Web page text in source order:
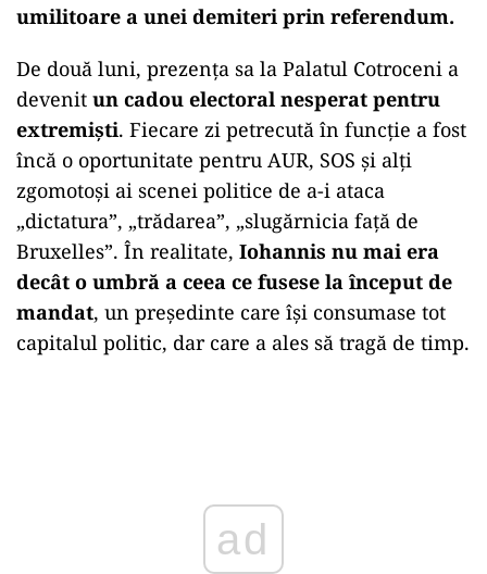
umilitoare a unei demiteri prin referendum.
De două luni, prezența sa la Palatul Cotroceni a
devenit un cadou electoral nesperat pentru
extremiști. Fiecare zi petrecută în funcție a fost
încă o oportunitate pentru AUR, SOS și alți
zgomotoși ai scenei politice de a-i ataca
„dictatura”, „trădarea”, „slugărnicia față de
Bruxelles”. În realitate, Iohannis nu mai era
decât o umbră a ceea ce fusese la început de
mandat, un președinte care își consumase tot
capitalul politic, dar care a ales să tragă de timp.
ad